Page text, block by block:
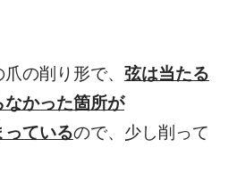
の削り形で、 弦は当たる
かった箇所が
っているので、少し削って